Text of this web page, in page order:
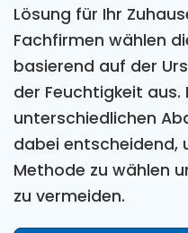
Lösung für Ihr
Fachfirmen wählen
basierend auf der
der Feuchtigkeit aus.
unterschiedlichen
dabei entscheidend,
Methode zu wählen
zu vermeiden.